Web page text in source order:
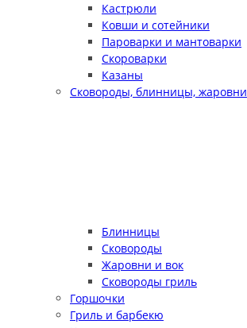
Кастрюли
Ковши и сотейники
Пароварки и мантоварки
Скороварки
Казаны
Сковороды, блинницы, жаровни
Блинницы
Сковороды
Жаровни и вок
Сковороды гриль
Горшочки
Гриль и барбекю